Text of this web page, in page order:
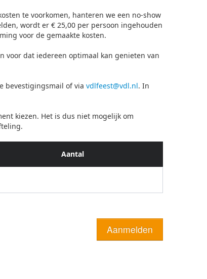
te voorkomen, hanteren we een no-show
wordt er € 25,00 per persoon ingehouden
voor de gemaakte kosten.
voor dat iedereen optimaal kan genieten van
bevestigingsmail of via vdlfeest@vdl.nl. In
kiezen. Het is dus niet mogelijk om
Aantal